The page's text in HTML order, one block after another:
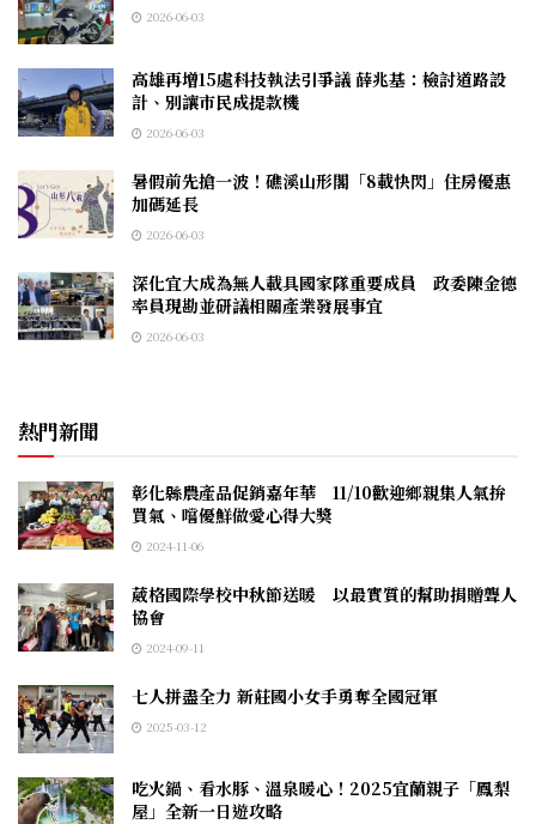
2026-06-03
高雄再增15處科技執法引爭議 薛兆基：檢討道路設
計、別讓市民成提款機
2026-06-03
暑假前先搶一波！礁溪山形閣「8載快閃」住房優惠
加碼延長
2026-06-03
深化宜大成為無人載具國家隊重要成員 政委陳金德
率員現勘並研議相關產業發展事宜
2026-06-03
熱門新聞
彰化縣農產品促銷嘉年華 11/10歡迎鄉親集人氣拚
買氣、嚐優鮮做愛心得大獎
2024-11-06
葳格國際學校中秋節送暖 以最實質的幫助捐贈聾人
協會
2024-09-11
七人拼盡全力 新莊國小女手勇奪全國冠軍
2025-03-12
吃火鍋、看水豚、溫泉暖心！2025宜蘭親子「鳳梨
屋」全新一日遊攻略